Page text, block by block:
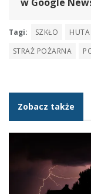
Tagi: SZKŁO HUTA
STRAŻ POŻARNA
Zobacz także